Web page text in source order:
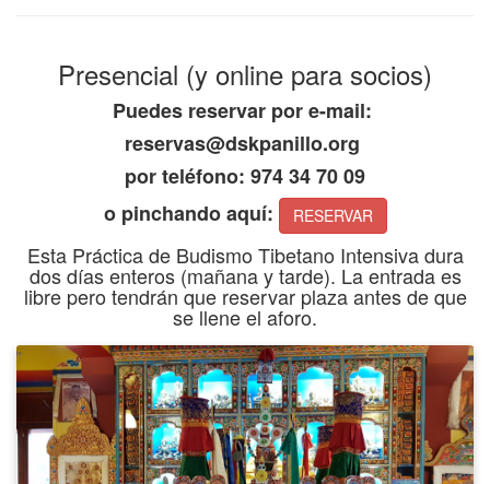
Presencial (y online para socios)
Puedes reservar por e-mail:
reservas@dskpanillo.org
por teléfono: 974 34 70 09
o pinchando aquí:
RESERVAR
Esta Práctica de Budismo Tibetano Intensiva dura
dos días enteros (mañana y tarde). La entrada es
libre pero tendrán que reservar plaza antes de que
se llene el aforo.